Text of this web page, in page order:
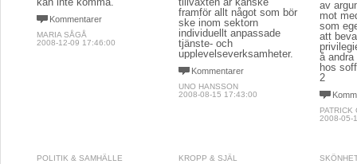
Kommentarer
MARIA SÅGÅ
2008-12-09 17:46:00
framför allt något som bör
ske inom sektorn
individuellt anpassade
tjänste- och
upplevelseverksamheter.
Kommentarer
UNO HANSSON
2008-08-15 17:43:00
av
mot
som
att
å
hos
2
PATRICK
2008-05-
POLITIK & SAMHÄLLE KROPP & SJÄL